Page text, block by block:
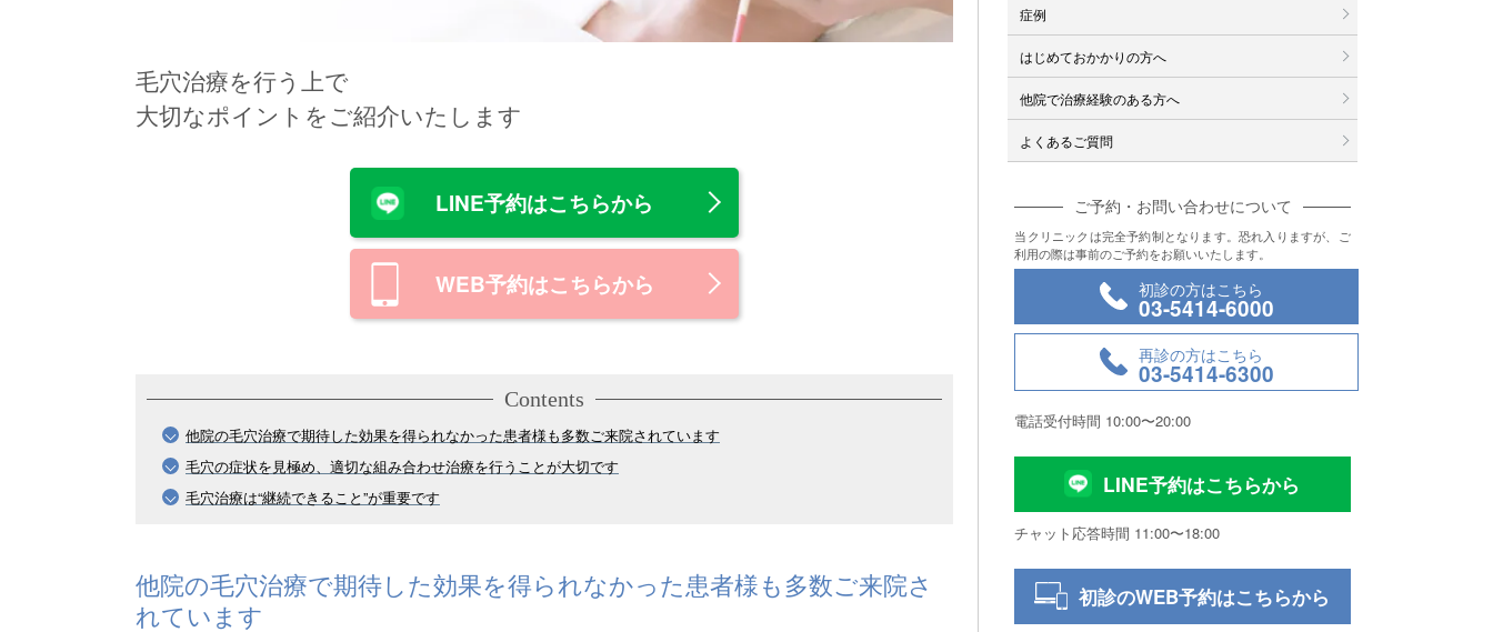
毛穴治療を行う上で
大切なポイントをご紹介いたします
LINE予約はこちらから
WEB予約はこちらから
Contents
他院の毛穴治療で期待した効果を得られなかった患者様も多数ご来院されています
毛穴の症状を見極め、適切な組み合わせ治療を行うことが大切です
毛穴治療は“継続できること”が重要です
他院の毛穴治療で期待した効果を得られなかった患者様も多数ご来院さ
れています
症例
はじめておかかりの方へ
他院で治療経験のある方へ
よくあるご質問
ご予約・お問い合わせについて
当クリニックは完全予約制となります。恐れ入りますが、ご
利用の際は事前のご予約をお願いいたします。
初診の方はこちら
03-5414-6000
再診の方はこちら
03-5414-6300
電話受付時間 10:00〜20:00
LINE予約はこちらから
チャット応答時間 11:00〜18:00
初診のWEB予約はこちらから